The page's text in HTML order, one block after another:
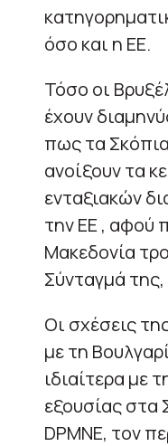
όσο και η ΕΕ.
Τόσο οι
έχουν
πως τα
ανοίξουν τα
ενταξιακών
την ΕΕ , αφού
Μακεδονία
Σύνταγμά της,
Οι σχέσεις
με τη
ιδιαίτερα με
εξουσίας στα
DPMNE, τον